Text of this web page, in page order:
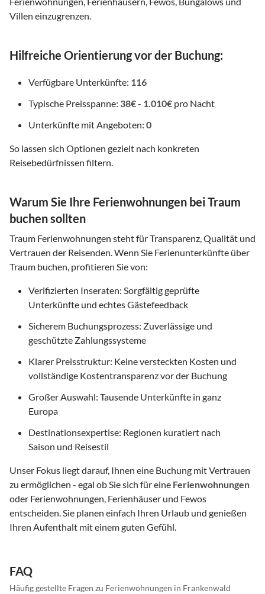
Villen einzugrenzen.
Hilfreiche Orientierung vor der Buchung:
Verfügbare Unterkünfte: 116
Typische Preisspanne: 38€- 1.010€ pro Nacht
Unterkünfte mit Angeboten: 0
So lassen sich Optionen gezielt nach konkreten
Reisebedürfnissen filtern.
Warum Sie Ihre Ferienwohnungen bei Traum
buchen sollten
Traum Ferienwohnungen steht für Transparenz, Qualität und
Vertrauen der Reisenden. Wenn Sie Ferienunterkünfte über
Traum buchen, profitieren Sie von:
Verifizierten Inseraten: Sorgfältig geprüfte
Unterkünfte und echtes Gästefeedback
Sicherem Buchungsprozess: Zuverlässige und
geschützte Zahlungssysteme
Klarer Preisstruktur: Keine versteckten Kosten und
vollständige Kostentransparenz vor der Buchung
Großer Auswahl: Tausende Unterkünfte in ganz
Europa
Destinationsexpertise: Regionen kuratiert nach
Saison und Reisestil
Unser Fokus liegt darauf, Ihnen eine Buchung mit Vertrauen
zu ermöglichen - egal ob Sie sich für eine Ferienwohnungen
oder Ferienwohnungen, Ferienhäuser und Fewos
entscheiden. Sie planen einfach Ihren Urlaub und genießen
Ihren Aufenthalt mit einem guten Gefühl.
FAQ
Häufig gestellte Fragen zu Ferienwohnungen in Frankenwald